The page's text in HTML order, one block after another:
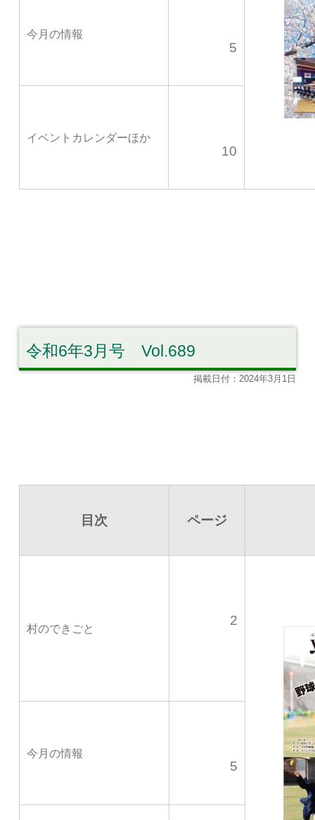
今月の情報
5
イベントカレンダーほか
10
令和6年3月号 Vol.689
掲載日付：2024年3月1日
目次 ページ
村のできごと
2
今月の情報
5